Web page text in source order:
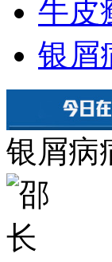
牛皮
银屑
银屑病